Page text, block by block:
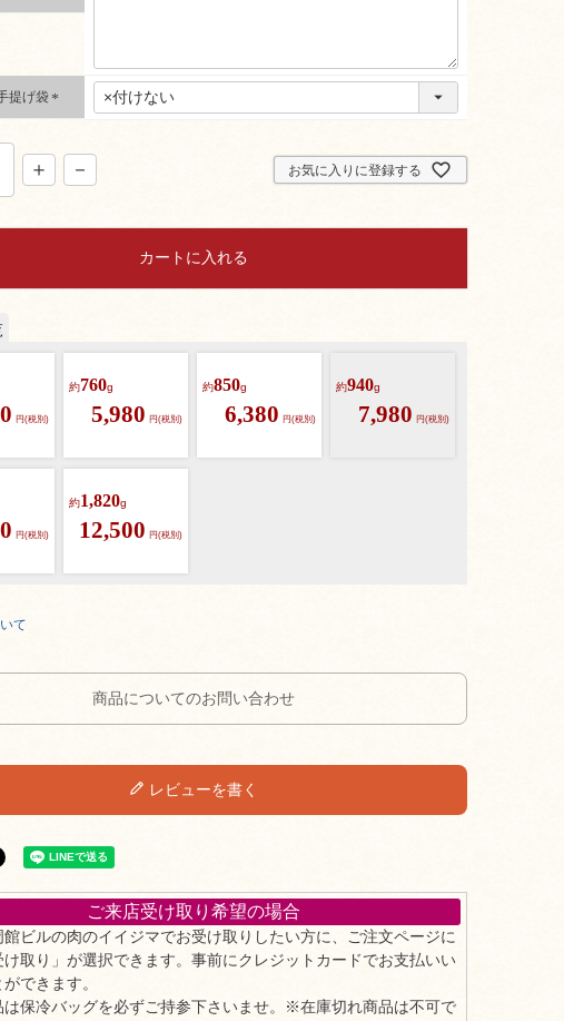
須
提げ袋
(
須
)
お気に入りに登録する
カートに入れる
円(税別)
約760g
5,980 円(税別)
約850g
6,380 円(税別)
約940g
7,980 円(税別)
円(税別)
約1,820g
12,500 円(税別)
て
商品についてのお問い合わせ
レビューを書く
ご来店受け取り希望の場合
ビルの肉のイイジマでお受け取りしたい方に、ご注文ページに
け取り」が選択できます。事前にクレジットカードでお支払いい
できます。
保冷バッグを必ずご持参下さいませ。※在庫切れ商品は不可で